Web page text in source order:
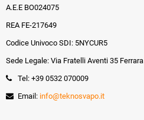
A.E.E BO024075
REA FE-217649
Codice Univoco SDI: 5NYCUR5
Sede Legale: Via Fratelli Aventi 35 Ferrara
Tel: +39 0532 070009
Email: info@teknosvapo.it